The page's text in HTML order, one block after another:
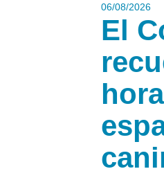
06/08/2026
El